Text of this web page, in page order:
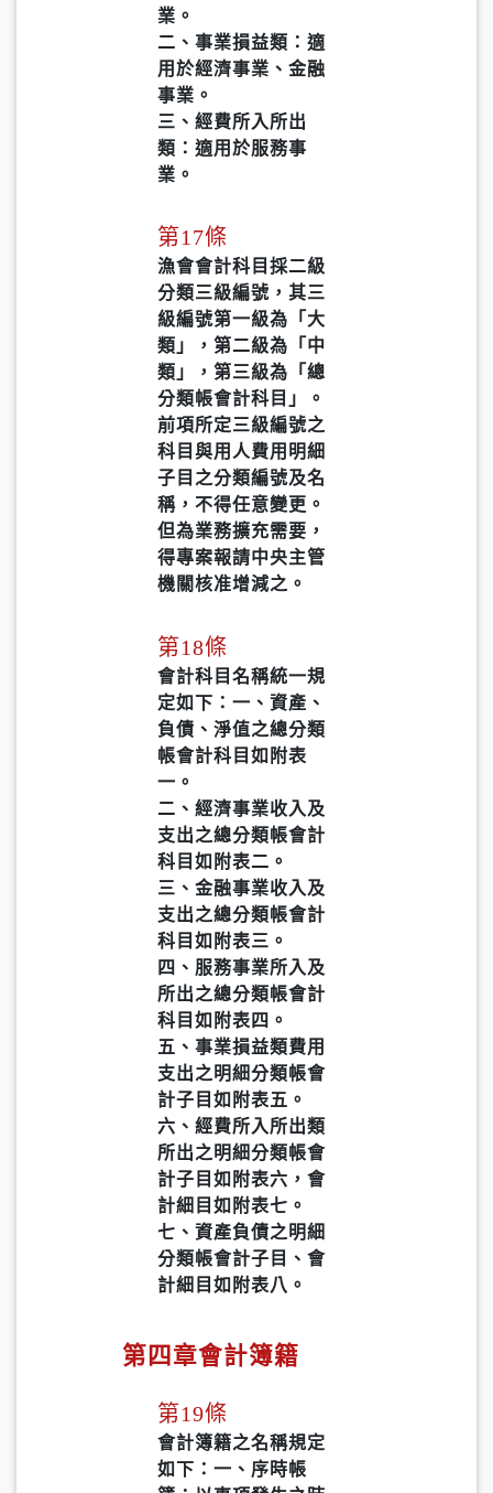
業。
二、事業損益類：適
用於經濟事業、金融
事業。
三、經費所入所出
類：適用於服務事
業。
第17條
漁會會計科目採二級
分類三級編號，其三
級編號第一級為「大
類」，第二級為「中
類」，第三級為「總
分類帳會計科目」。
前項所定三級編號之
科目與用人費用明細
子目之分類編號及名
稱，不得任意變更。
但為業務擴充需要，
得專案報請中央主管
機關核准增減之。
第18條
會計科目名稱統一規
定如下：一、資產、
負債、淨值之總分類
帳會計科目如附表
一。
二、經濟事業收入及
支出之總分類帳會計
科目如附表二。
三、金融事業收入及
支出之總分類帳會計
科目如附表三。
四、服務事業所入及
所出之總分類帳會計
科目如附表四。
五、事業損益類費用
支出之明細分類帳會
計子目如附表五。
六、經費所入所出類
所出之明細分類帳會
計子目如附表六，會
計細目如附表七。
七、資產負債之明細
分類帳會計子目、會
計細目如附表八。
第四章會計簿籍
第19條
會計簿籍之名稱規定
如下：一、序時帳